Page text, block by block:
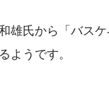
雄氏から「バス
ようです。